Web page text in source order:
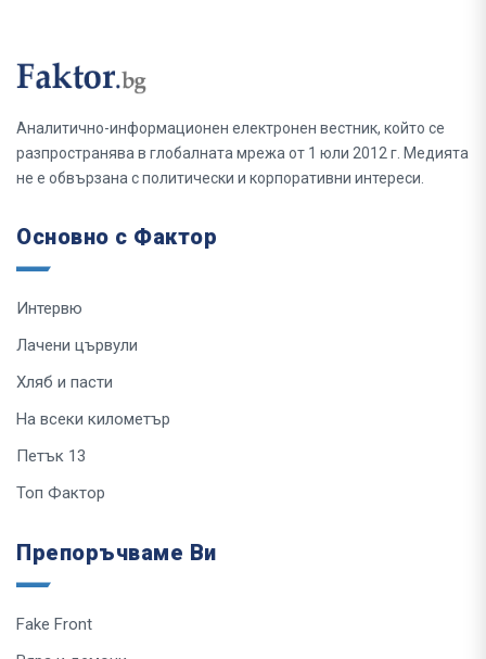
Аналитично-информационен електронен вестник, който се
разпространява в глобалната мрежа от 1 юли 2012 г. Медията
не е обвързана с политически и корпоративни интереси.
Основно с Фактор
Интервю
Лачени цървули
Хляб и пасти
На всеки километър
Петък 13
Топ Фактор
Препоръчваме Ви
Fake Front